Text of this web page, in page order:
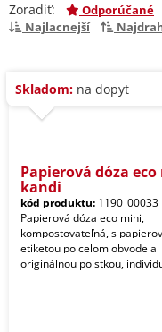
Zoradiť: Odporúčané
Najlacnejší
Skladom: na dopyt
Papierová dóza
kandi
kód produktu: 1190_00033
Papierová dóza eco mini,
kompostovateľná, s
etiketou po celom obvode a
originálnou poistkou,